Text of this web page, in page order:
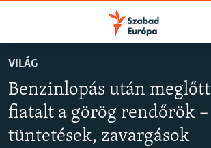
Akadálymentes
Ugrás
oldalra
AKTUÁLIS
PODCASTOK
VILÁG
Benzinlopás után
fiatalt a görög rendőrök –
tüntetések, zavargások
FELIRATKOZÁS